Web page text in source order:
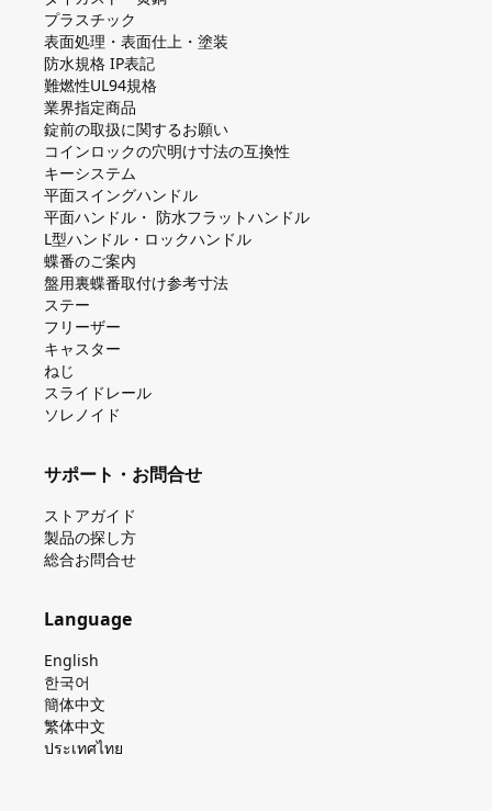
プラスチック
表面処理・表面仕上・塗装
防⽔規格 IP表記
難燃性UL94規格
業界指定商品
錠前の取扱に関するお願い
コインロックの⽳明け⼨法の互換性
キーシステム
平⾯スイングハンドル
平⾯ハンドル・ 防⽔フラットハンドル
L型ハンドル・ロックハンドル
蝶番のご案内
盤⽤裏蝶番取付け参考⼨法
ステー
フリーザー
キャスター
ねじ
スライドレール
ソレノイド
サポート・お問合せ
ストアガイド
製品の探し⽅
総合お問合せ
Language
English
한국어
簡体中文
繁体中文
ประเทศไทย